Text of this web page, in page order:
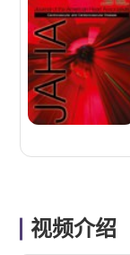
视频介绍